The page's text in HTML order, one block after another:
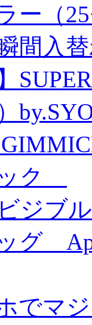
ー（
間入
ク
ジブ
グ
でマ